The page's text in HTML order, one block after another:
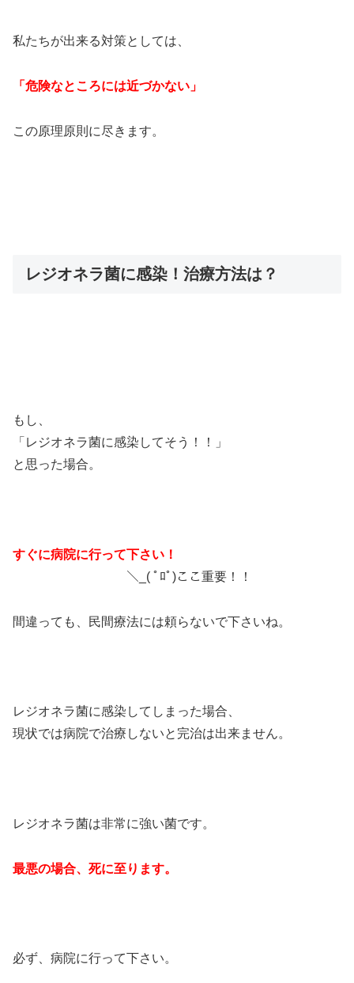
私たちが出来る対策としては、
「危険なところには近づかない」
この原理原則に尽きます。
レジオネラ菌に感染！治療方法は？
もし、
「レジオネラ菌に感染してそう！！」
と思った場合。
すぐに病院に行って下さい！
＼_( ﾟﾛﾟ)ここ重要！！
間違っても、民間療法には頼らないで下さいね。
レジオネラ菌に感染してしまった場合、
現状では病院で治療しないと完治は出来ません。
レジオネラ菌は非常に強い菌です。
最悪の場合、死に至ります。
必ず、病院に行って下さい。